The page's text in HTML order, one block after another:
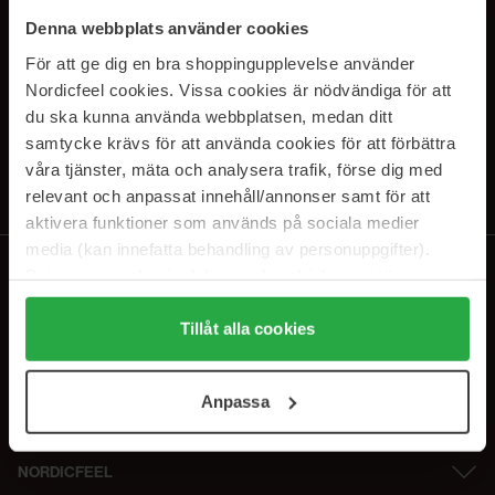
Denna webbplats använder cookies
För att ge dig en bra shoppingupplevelse använder
Nordicfeel cookies. Vissa cookies är nödvändiga för att
du ska kunna använda webbplatsen, medan ditt
samtycke krävs för att använda cookies för att förbättra
våra tjänster, mäta och analysera trafik, förse dig med
relevant och anpassat innehåll/annonser samt för att
aktivera funktioner som används på sociala medier
media (kan innefatta behandling av personuppgifter).
Genom att trycka på "Tillåt alla cookies" accepterar du
alla cookies, medan du under "Detaljer" kan anpassa
användningen av cookies. Du kan när som helst återkalla
samt vår Integritetspolicy.
Tillåt alla cookies
Anpassa
PRENUMERERA PÅ VÅRA
NYHETSBREV
E-postadress
Genom att prenumerera accepterar du vårIntegritetspolicy.
NORDICFEEL